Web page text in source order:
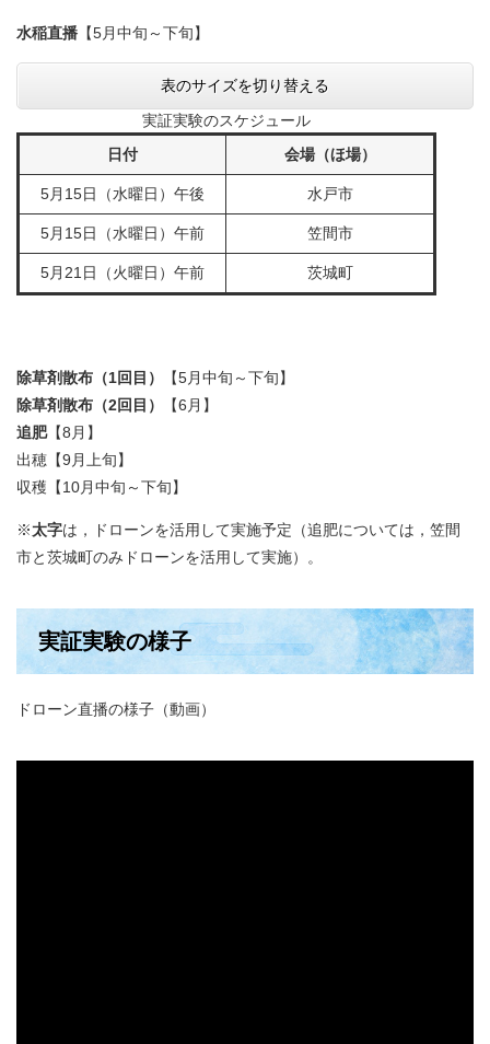
水稲直播 【5月中旬～下旬】
表のサイズを切り替える
実証実験のスケジュール​
日付
会場（ほ場）
5月15日（水曜日）午後 水戸市
5月15日（水曜日）午前 笠間市
5月21日（火曜日）午前 茨城町
除草剤散布（1回目）
【5月中旬～下旬】
除草剤散布（2回目）
【6月】
追肥【8月】
出穂【9月上旬】
収穫【10月中旬～下旬】
※太字は，ドローンを活用して実施予定（追肥については，笠間
市と茨城町のみドローンを活用して実施）。
実証実験の様子
ドローン直播の様子（動画）